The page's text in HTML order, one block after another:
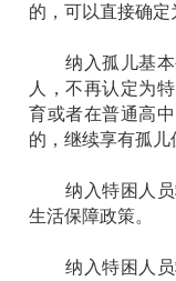
的，可以直接确定
纳入孤儿基本
人，不再认定为
育或者在普通高
的，继续享有孤儿
纳入特困人员
生活保障政策。
纳入特困人员